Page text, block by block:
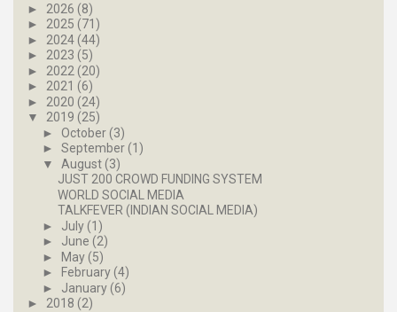
► 2026 (8)
► 2025 (71)
► 2024 (44)
► 2023 (5)
► 2022 (20)
► 2021 (6)
► 2020 (24)
▼ 2019 (25)
► October (3)
► September (1)
▼ August (3)
JUST 200 CROWD FUNDING SYSTEM
WORLD SOCIAL MEDIA
TALKFEVER (INDIAN SOCIAL MEDIA)
► July (1)
► June (2)
►
May (5)
►
February (4)
► January (6)
► 2018 (2)